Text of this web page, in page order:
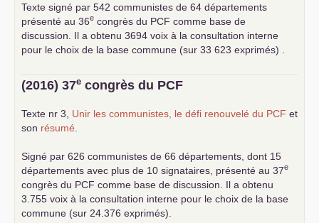
Texte signé par 542 communistes de 64 départements
présenté au 36e congrès du PCF comme base de
discussion. Il a obtenu 3694 voix à la consultation interne
pour le choix de la base commune (sur 33 623 exprimés) .
(2016) 37e congrès du PCF
Texte nr 3, Unir les communistes, le défi renouvelé du PCF et
son résumé
Signé par 626 communistes de 66 départements, dont 15
départements avec plus de 10 signataires, présenté au 37e
congrès du PCF comme base de discussion. Il a obtenu
3.755 voix à la consultation interne pour le choix de la base
commune (sur 24.376 exprimés).